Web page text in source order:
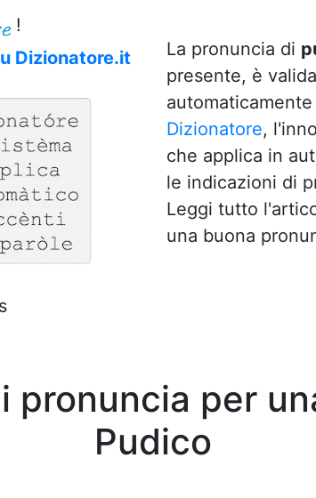
!
Dizionatore.it
La pronuncia di
presente, è
Dizionatore,
che applica in
le indicazioni di
Leggi tutto
una buona
pronuncia per
Pudico